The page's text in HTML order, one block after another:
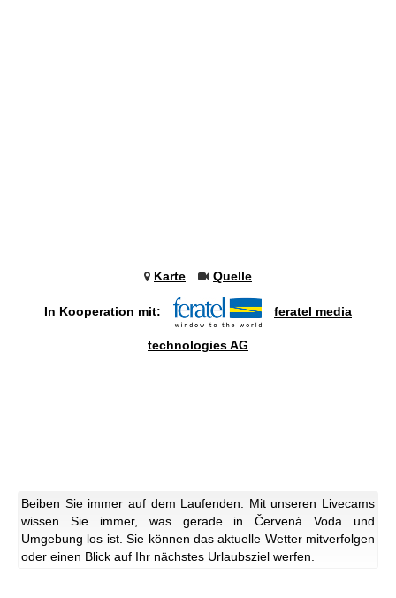
Karte Quelle
In Kooperation mit: feratel media
technologies AG
Beiben Sie immer auf dem Laufenden: Mit unseren Livecams
wissen Sie immer, was gerade in Červená Voda und
Umgebung los ist. Sie können das aktuelle Wetter mitverfolgen
oder einen Blick auf Ihr nächstes Urlaubsziel werfen.